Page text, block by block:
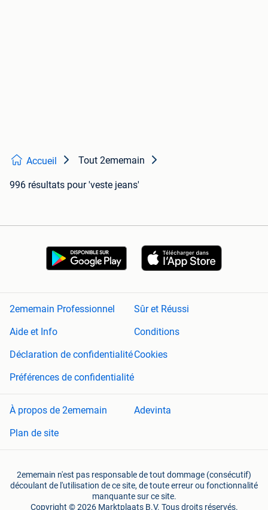
Accueil Tout 2ememain
996 résultats pour 'veste jeans'
2ememain Professionnel
Sûr et Réussi
Aide et Info
Conditions
Déclaration de confidentialitéCookies
Préférences de confidentialité
À propos de 2ememain
Adevinta
Plan de site
2ememain n'est pas responsable de tout dommage (consécutif)
découlant de l'utilisation de ce site, de toute erreur ou fonctionnalité
manquante sur ce site.
Copyright © 2026 Marktplaats B.V. Tous droits réservés.